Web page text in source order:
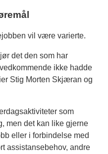
vil være varierte.
det den som har
ikke hadde
Stig Morten Skjæran og
som
men det kan like gjerne
eller i forbindelse med
assistansebehov, andre